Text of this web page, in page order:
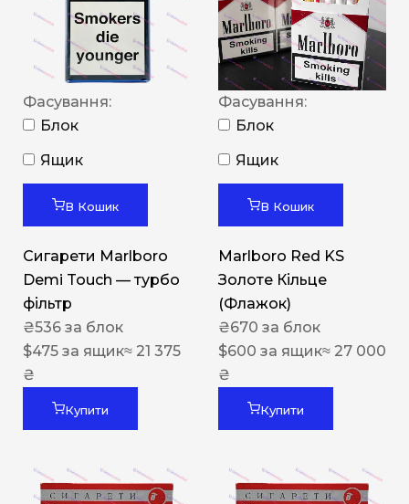
Фасування:
Блок
Ящик
В Кошик
Сигарети Marlboro
Demi Touch — турбо
фільтр
₴536 за блок
$475 за ящик≈ 21 375
₴
Купити
Фасування:
Блок
Ящик
В Кошик
Marlboro Red KS
Золоте Кільце
(Флажок)
₴670 за блок
$600 за ящик≈ 27 000
₴
Купити